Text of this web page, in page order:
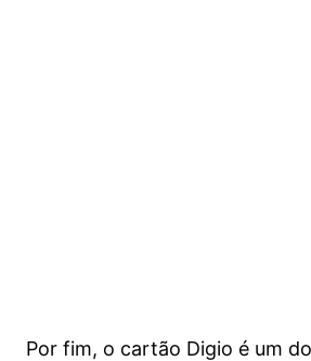
Por fim, o cartão Digio é um